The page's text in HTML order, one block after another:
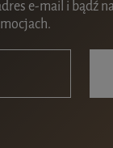
e-mail i bądź